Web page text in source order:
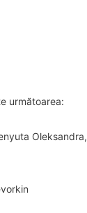
următoarea:
Oleksandra,